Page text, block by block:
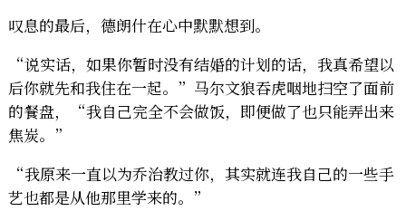
叹息的最后，德朗什在心中默默想到。
“说实话，如果你暂时没有结婚的计划的话，我真希望以
后你就先和我住在一起。”马尔文狼吞虎咽地扫空了面前
的餐盘，“我自己完全不会做饭，即便做了也只能弄出来
焦炭。”
“我原来一直以为乔治教过你，其实就连我自己的一些手
艺也都是从他那里学来的。”